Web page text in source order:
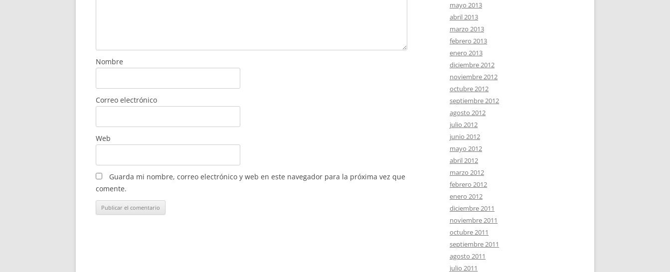
Nombre
Correo electrónico
Web
Guarda mi nombre, correo electrónico y web en este navegador para la próxima vez que
comente.
mayo 2013
abril 2013
marzo 2013
febrero 2013
enero 2013
diciembre 2012
noviembre 2012
octubre 2012
septiembre 2012
agosto 2012
julio 2012
junio 2012
mayo 2012
abril 2012
marzo 2012
febrero 2012
enero 2012
diciembre 2011
noviembre 2011
octubre 2011
septiembre 2011
agosto 2011
julio 2011